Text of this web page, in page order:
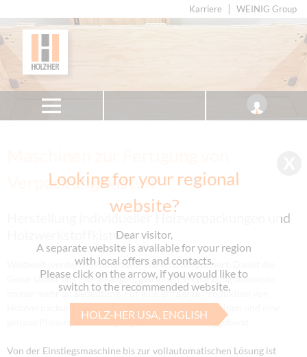
Karriere WEINIG Group
Looking for your regional
website?
Dear visitor,
A separate website is available for your region
with local offers and contacts.
Please click on the arrow, if you would like to
switch to the recommended website.
HOLZ-HER USA, ENGLISH
Verpackungskisten
Herstellung individueller Holzverpackungen und
Holzwerkstoffkisten
Weltweit werden Millionen von Waren transportiert. Damit die
Güter sicher ans Ziel gelangen, gewinnen Verpackungskonzepte
immer mehr an Bedeutung. Für eine effiziente Produktion von
Holzverpackungen sind geeignete Fertigungsmaschinen und eine
genaue Planung der Fertigungsprozesse ausschlaggebend.
Von der Einstiegsmaschine bis zur vollautomatischen Lösung ist